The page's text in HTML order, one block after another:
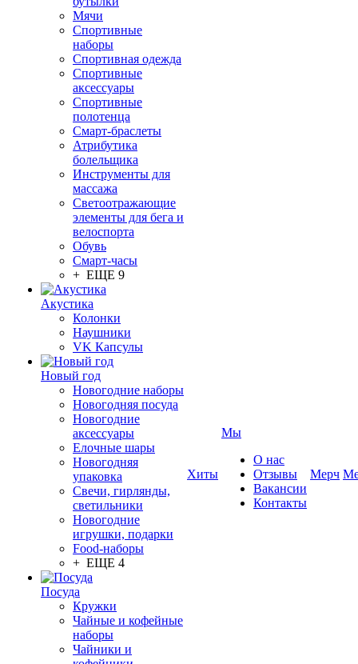
Мячи
Спортивные
наборы
Спортивная одежда
Спортивные
аксессуары
Спортивные
полотенца
Смарт-браслеты
Атрибутика
болельщика
Инструменты для
массажа
Светоотражающие
элементы для бега и
велоспорта
Обувь
Смарт-часы
+ ЕЩЕ 9
Акустика
Колонки
Наушники
VK Капсулы
Новый год
Новогодние наборы
Новогодняя посуда
Новогодние
аксессуары
Елочные шары
Новогодняя
упаковка
Свечи, гирлянды,
светильники
Новогодние
игрушки, подарки
Food-наборы
+ ЕЩЕ 4
Посуда
Кружки
Чайные и кофейные
наборы
Чайники и
Хиты
Мы
О нас
Отзывы
Вакансии
Контакты
Мерч